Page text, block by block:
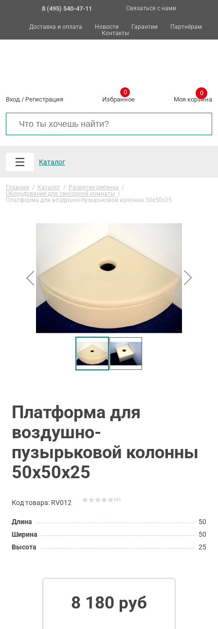
8 (495) 540-47-11 Связаться с нами
Доставка и оплата Новости Гарантии
Партнёрам
Контакты
Вход / Регистрация Избранное
0
Моя корзина
0
Каталог
Главная / Каталог / Развитие ребенка /
Оборудование для сенсорной комнаты /
Платформа для воздушно-пузырьковой колонны 50х50х25
Платформа для
воздушно-
пузырьковой колонны
50х50х25
Код товара: RV012 ( 0 )
Длина
50
Ширина
50
Высота
25
8 180 руб